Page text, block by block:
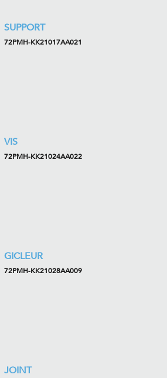
SUPPORT
72PMH-KK21017AA021
VIS
72PMH-KK21024AA022
GICLEUR
72PMH-KK21028AA009
JOINT